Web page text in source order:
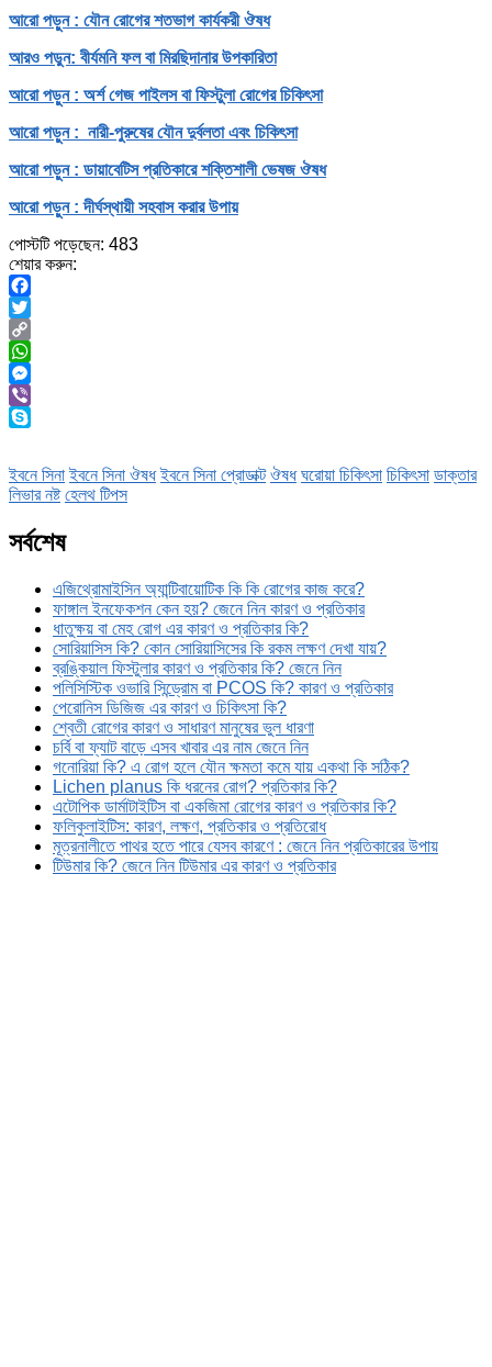
আরো পড়ুন : যৌন রোগের শতভাগ কার্যকরী ঔষধ
আরও পড়ুন: বীর্যমনি ফল বা মিরছিদানার উপকারিতা
আরো পড়ুন : অর্শ গেজ পাইলস বা ফিস্টুলা রোগের চিকিৎসা
আরো পড়ুন : নারী-পুরুষের যৌন দুর্বলতা এবং চিকিৎসা
আরো পড়ুন : ডায়াবেটিস প্রতিকারে শক্তিশালী ভেষজ ঔষধ
আরো পড়ুন : দীর্ঘস্থায়ী সহবাস করার উপায়
পোস্টটি পড়েছেন: 483
শেয়ার করুন:
Facebook
Twitter
Copy
Link
WhatsApp
Messenger
Viber
ইবনে সিনা ইবনে সিনা ঔষধ ইবনে সিনা প্রোডাক্ট ঔষধ ঘরোয়া চিকিৎসা চিকিৎসা ডাক্তার
লিভার নষ্ট হেলথ টিপস
সর্বশেষ
এজিথ্রোমাইসিন অ্যান্টিবায়োটিক কি কি রোগের কাজ করে?
ফাঙ্গাল ইনফেকশন কেন হয়? জেনে নিন কারণ ও প্রতিকার
ধাতুক্ষয় বা মেহ রোগ এর কারণ ও প্রতিকার কি?
সোরিয়াসিস কি? কোন সোরিয়াসিসের কি রকম লক্ষণ দেখা যায়?
ব্রঙ্কিয়াল ফিস্টুলার কারণ ও প্রতিকার কি? জেনে নিন
পলিসিস্টিক ওভারি সিন্ড্রোম বা PCOS কি? কারণ ও প্রতিকার
পেরোনিস ডিজিজ এর কারণ ও চিকিৎসা কি?
শ্বেতী রোগের কারণ ও সাধারণ মানুষের ভুল ধারণা
চর্বি বা ফ্যাট বাড়ে এসব খাবার এর নাম জেনে নিন
গনোরিয়া কি? এ রোগ হলে যৌন ক্ষমতা কমে যায় একথা কি সঠিক?
Lichen planus কি ধরনের রোগ? প্রতিকার কি?
এটোপিক ডার্মাটাইটিস বা একজিমা রোগের কারণ ও প্রতিকার কি?
ফলিকুলাইটিস: কারণ, লক্ষণ, প্রতিকার ও প্রতিরোধ
মূত্রনালীতে পাথর হতে পারে যেসব কারণে : জেনে নিন প্রতিকারের উপায়
টিউমার কি? জেনে নিন টিউমার এর কারণ ও প্রতিকার